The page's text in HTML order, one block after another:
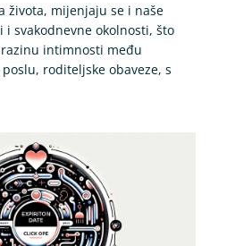
života, mijenjaju se i naše
svakodnevne okolnosti, što
intimnosti među
roditeljske obaveze, s